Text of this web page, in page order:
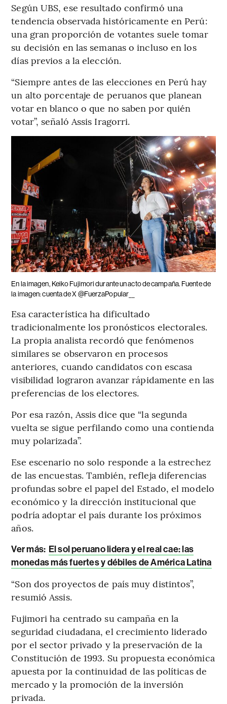
Según UBS, ese resultado confirmó una
tendencia observada históricamente en Perú:
una gran proporción de votantes suele tomar
su decisión en las semanas o incluso en los
días previos a la elección.
“Siempre antes de las elecciones en Perú hay
un alto porcentaje de peruanos que planean
votar en blanco o que no saben por quién
votar”, señaló Assis Iragorri.
En la imagen, Keiko Fujimori durante un acto de campaña. Fuente de
la imagen: cuenta de X @FuerzaPopular__
Esa característica ha dificultado
tradicionalmente los pronósticos electorales.
La propia analista recordó que fenómenos
similares se observaron en procesos
anteriores, cuando candidatos con escasa
visibilidad lograron avanzar rápidamente en las
preferencias de los electores.
Por esa razón, Assis dice que “la segunda
vuelta se sigue perfilando como una contienda
muy polarizada”.
Ese escenario no solo responde a la estrechez
de las encuestas. También, refleja diferencias
profundas sobre el papel del Estado, el modelo
económico y la dirección institucional que
podría adoptar el país durante los próximos
años.
Ver más: El sol peruano lidera y el real cae: las
monedas más fuertes y débiles de América Latina
“Son dos proyectos de país muy distintos”,
resumió Assis.
Fujimori ha centrado su campaña en la
seguridad ciudadana, el crecimiento liderado
por el sector privado y la preservación de la
Constitución de 1993. Su propuesta económica
apuesta por la continuidad de las políticas de
mercado y la promoción de la inversión
privada.